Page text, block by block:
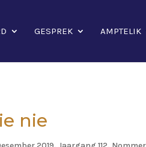
GESPREK AMPTELIK
nie